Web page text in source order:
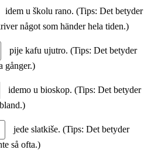
idem u školu rano. (Tips: Det betyder
något som händer hela tiden.)
pije kafu ujutro. (Tips: Det betyder
gånger.)
idemo u bioskop. (Tips: Det betyder
jede slatkiše. (Tips: Det betyder
så ofta.)